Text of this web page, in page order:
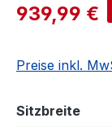
939,99 €
Preise inkl.
Sitzbreite